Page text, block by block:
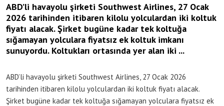
ABD’li havayolu şirketi Southwest Airlines, 27 Ocak
2026 tarihinden itibaren kilolu yolculardan iki koltuk
fiyatı alacak. Şirket bugüne kadar tek koltuğa
sığamayan yolculara fiyatsız ek koltuk imkanı
sunuyordu. Koltukları ortasında yer alan iki ...
ABD’li havayolu şirketi Southwest Airlines, 27 Ocak 2026
tarihinden itibaren kilolu yolculardan iki koltuk fiyatı alacak.
Şirket bugüne kadar tek koltuğa sığamayan yolculara fiyatsız ek